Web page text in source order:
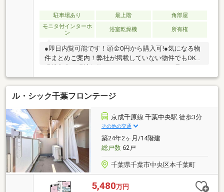
ル・ 建具、収納造作、ウォールドア設置・ 照明、防水
パン、エアコン1台設置・ ハウスクリーニング
駐車場あり 最上階
角部屋
モニタ付インターホ
ン
浴室乾燥機 所有権
●即日内覧可能です！頭金0円から購入可!●気になる物
件まとめご案内！弊社が掲載していない物件でもOK♪●
大歓迎です♪
ル・シック千葉フロンテージ
京成千原線 千葉中央駅 徒歩3分
その他の交通
築24年2ヶ月/14階建
総戸数62戸
千葉県千葉市中央区本千葉町
5,480万円